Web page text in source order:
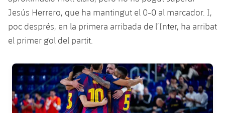
La Masia
Serveis Mèdics
Accessibilitat
Acreditacions
Jesús Herrero, que ha mantingut el 0-0 al marcador. I,
poc després, en la primera arribada de l’Inter, ha arribat
el primer gol del partit.
FC Barcelona club badge